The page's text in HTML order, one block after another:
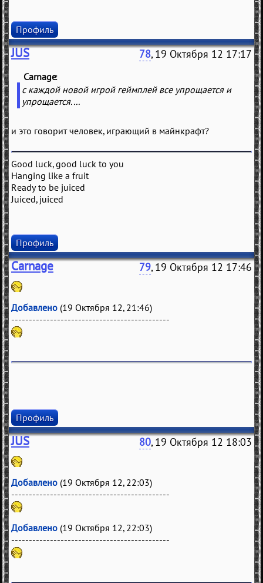
Профиль
JUS 78, 19 Октября 12 17:17
Carnage
с каждой новой игрой геймплей все упрощается и
упрощается....
и это говорит человек, играющий в майнкрафт?
Good luck, good luck to you
Hanging like a fruit
Ready to be juiced
Juiced, juiced
Профиль
Carnage 79, 19 Октября 12 17:46
Добавлено (19 Октября 12, 21:46)
---------------------------------------------
Профиль
JUS 80, 19 Октября 12 18:03
Добавлено (19 Октября 12, 22:03)
---------------------------------------------
Добавлено (19 Октября 12, 22:03)
---------------------------------------------